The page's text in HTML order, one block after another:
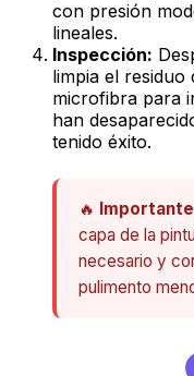
con presión
lineales.
Inspección:
limpia el
microfibra para
han
tenido éxito.
🔥
capa de la
necesario y
pulimento